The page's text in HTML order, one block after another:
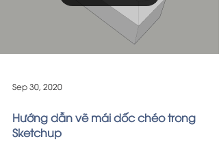
Sep 30, 2020
Hướng dẫn vẽ mái dốc chéo trong
Sketchup